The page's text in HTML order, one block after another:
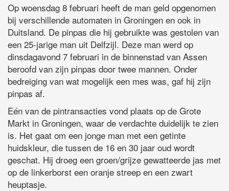
Op woensdag 8 februari heeft de man geld opgenomen
bij verschillende automaten in Groningen en ook in
Duitsland. De pinpas die hij gebruikte was gestolen van
een 25-jarige man uit Delfzijl. Deze man werd op
dinsdagavond 7 februari in de binnenstad van Assen
beroofd van zijn pinpas door twee mannen. Onder
bedreiging van wat mogelijk een mes was, gaf hij zijn
pinpas af.
Eén van de pintransacties vond plaats op de Grote
Markt in Groningen, waar de verdachte duidelijk te zien
is. Het gaat om een jonge man met een getinte
huidskleur, die tussen de 16 en 30 jaar oud wordt
geschat. Hij droeg een groen/grijze gewatteerde jas met
op de linkerborst een oranje streep en een zwart
heuptasje.